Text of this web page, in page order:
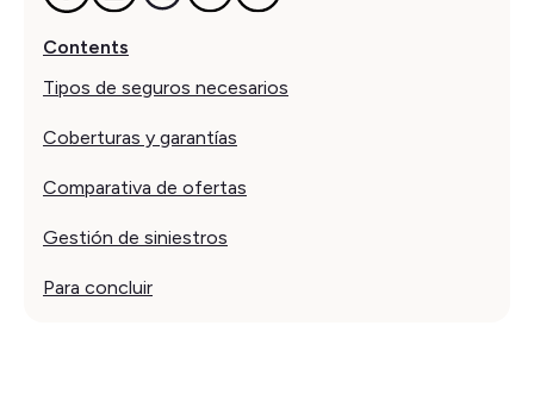
Contents
Tipos de seguros necesarios
Coberturas y garantías
Comparativa de ofertas
Gestión de siniestros
Para concluir